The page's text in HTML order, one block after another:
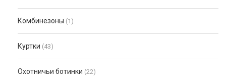
Комбинезоны (1)
Куртки (43)
Охотничьи ботинки (22)